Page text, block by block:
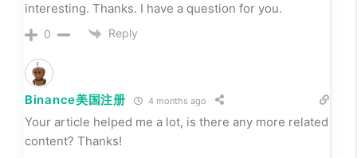
interesting. Thanks. I have a question for you.
0 Reply
Binance美国注册 4 months ago
Your article helped me a lot, is there any more related
content? Thanks!